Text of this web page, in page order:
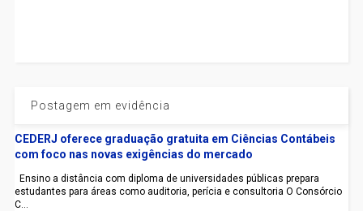
Postagem em evidência
CEDERJ oferece graduação gratuita em Ciências Contábeis
com foco nas novas exigências do mercado
Ensino a distância com diploma de universidades públicas prepara
estudantes para áreas como auditoria, perícia e consultoria O Consórcio
C...